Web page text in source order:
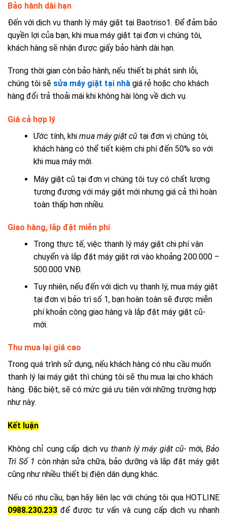
Bảo hành dài hạn
Đến với dịch vụ thanh lý máy giặt tại Baotriso1. Để đảm bảo
quyền lợi của bạn, khi mua máy giặt tại đơn vị chúng tôi,
khách hàng sẽ nhận được giấy bảo hành dài hạn.
Trong thời gian còn bảo hành, nếu thiết bị phát sinh lỗi,
chúng tôi sẽ sửa máy giặt tại nhà giá rẻ hoặc cho khách
hàng đổi trả thoải mái khi không hài lòng về dịch vụ.
Giá cả hợp lý
Ước tính, khi mua máy giặt cũ tại đơn vị chúng tôi,
khách hàng có thể tiết kiệm chi phí đến 50% so với
khi mua máy mới.
Máy giặt cũ tại đơn vị chúng tôi tuy có chất lượng
tương đương với máy giặt mới nhưng giá cả thì hoàn
toàn thấp hơn nhiều.
Giao hàng, lắp đặt miễn phí
Trong thực tế, việc thanh lý máy giặt chi phí vận
chuyển và lắp đặt máy giặt rơi vào khoảng 200.000 –
500.000 VNĐ.
Tuy nhiên, nếu đến với dịch vụ thanh lý, mua máy giặt
tại đơn vị bảo trì số 1, bạn hoàn toàn sẽ được miễn
phí khoản công giao hàng và lắp đặt máy giặt cũ-
mới.
Thu mua lại giá cao
Trong quá trình sử dụng, nếu khách hàng có nhu cầu muốn
thanh lý lại máy giặt thì chúng tôi sẽ thu mua lại cho khách
hàng. Đặc biệt, sẽ có mức giá ưu tiên với những trường hợp
như này.
Kết luận
Không chỉ cung cấp dịch vụ thanh lý máy giặt cũ- mới,Bảo
Trì Số 1 còn nhận sửa chữa, bảo dưỡng và lắp đặt máy giặt
cũng như nhiều thiết bị điện dân dụng khác.
Nếu có nhu cầu, bạn hãy liên lạc với chúng tôi qua HOTLINE
0988.230.233 để được tư vấn và cung cấp dịch vụ nhanh